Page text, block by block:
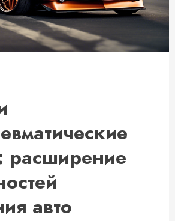
расширение
авто